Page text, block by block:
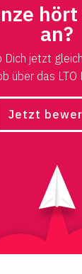
an?
Dich jetzt
über das
Jetzt